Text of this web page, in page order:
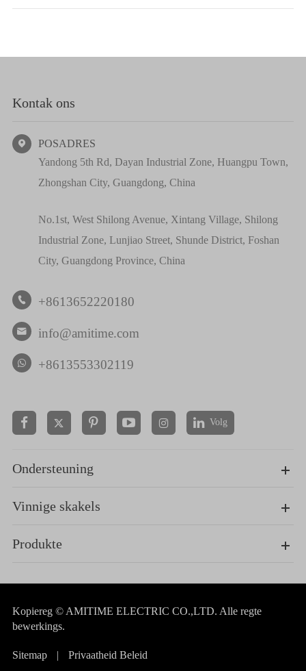
Kontak ons

POSADRES
Yandong 5th Rd, Dayan Industrial Zone, Huangpu Town,
Zhongshan City, Guangdong, China
No.1st, West Shilong Avenue, Xintang Village, Shilong
Industrial Zone, Lunjiao Street, Shunde District, Foshan
City, Guangdong Province, China
 +8613652220180
 info@amitime.com
+8613553302119
  Volg
Ondersteuning
Vinnige skakels
Produkte
Kopiereg © AMITIME ELECTRIC CO.,LTD. Alle regte
bewerkings.
Sitemap | Privaatheid Beleid